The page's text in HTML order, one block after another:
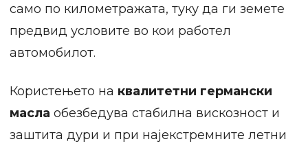
само по километражата, туку да ги земете
предвид условите во кои работел
автомобилот.
Користењето на квалитетни германски
масла обезбедува стабилна вискозност и
заштита дури и при најекстремните летни